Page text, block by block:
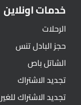
خدمات اونلاين
الرحلات
حجز البادل تنس
الشاتل باص
تجديد الاشتراك
تجديد الاشتراك للغير